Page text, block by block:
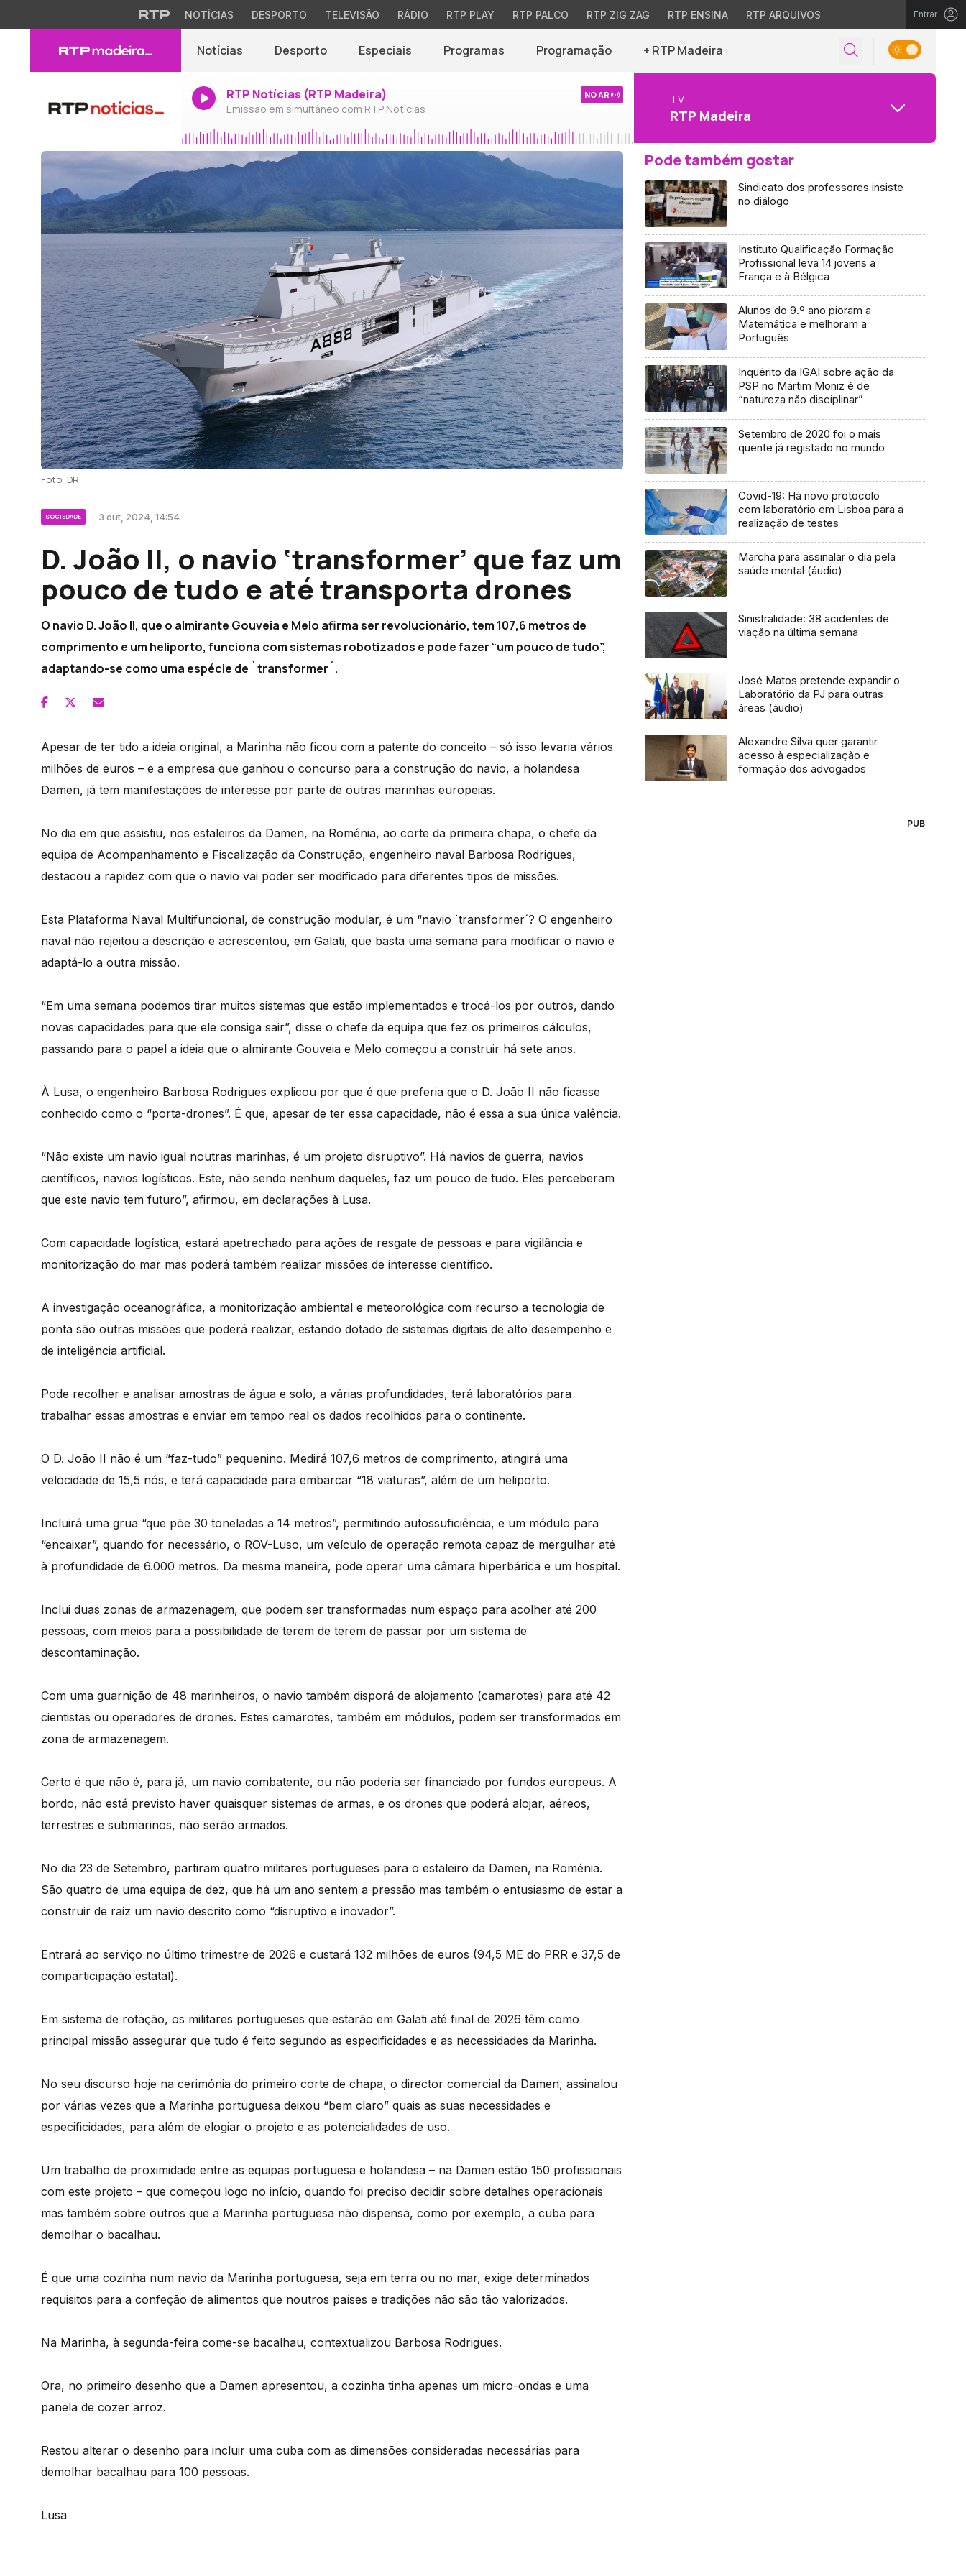
NOTÍCIAS DESPORTO TELEVISÃO RÁDIO RTP PLAY RTP PALCO RTP ZIG ZAG RTP ENSINA RTP ARQUIVOS Entrar
Notícias Desporto Especiais Programas Programação + RTP Madeira
RTP Notícias (RTP Madeira)
Emissão em simultâneo com RTP Notícias
NO AR TV
RTP Madeira
Foto: DR
SOCIEDADE 3 out, 2024, 14:54
D. João II, o navio ‘transformer’ que faz um
pouco de tudo e até transporta drones
O navio D. João II, que o almirante Gouveia e Melo afirma ser revolucionário, tem 107,6 metros de
comprimento e um heliporto, funciona com sistemas robotizados e pode fazer “um pouco de tudo”,
adaptando-se como uma espécie de `transformer´.
Apesar de ter tido a ideia original, a Marinha não ficou com a patente do conceito – só isso levaria vários
milhões de euros – e a empresa que ganhou o concurso para a construção do navio, a holandesa
Damen, já tem manifestações de interesse por parte de outras marinhas europeias.
No dia em que assistiu, nos estaleiros da Damen, na Roménia, ao corte da primeira chapa, o chefe da
equipa de Acompanhamento e Fiscalização da Construção, engenheiro naval Barbosa Rodrigues,
destacou a rapidez com que o navio vai poder ser modificado para diferentes tipos de missões.
Esta Plataforma Naval Multifuncional, de construção modular, é um “navio `transformer´? O engenheiro
naval não rejeitou a descrição e acrescentou, em Galati, que basta uma semana para modificar o navio e
adaptá-lo a outra missão.
“Em uma semana podemos tirar muitos sistemas que estão implementados e trocá-los por outros, dando
novas capacidades para que ele consiga sair”, disse o chefe da equipa que fez os primeiros cálculos,
passando para o papel a ideia que o almirante Gouveia e Melo começou a construir há sete anos.
À Lusa, o engenheiro Barbosa Rodrigues explicou por que é que preferia que o D. João II não ficasse
conhecido como o “porta-drones”. É que, apesar de ter essa capacidade, não é essa a sua única valência.
“Não existe um navio igual noutras marinhas, é um projeto disruptivo”. Há navios de guerra, navios
científicos, navios logísticos. Este, não sendo nenhum daqueles, faz um pouco de tudo. Eles perceberam
que este navio tem futuro”, afirmou, em declarações à Lusa.
Com capacidade logística, estará apetrechado para ações de resgate de pessoas e para vigilância e
monitorização do mar mas poderá também realizar missões de interesse científico.
A investigação oceanográfica, a monitorização ambiental e meteorológica com recurso a tecnologia de
ponta são outras missões que poderá realizar, estando dotado de sistemas digitais de alto desempenho e
de inteligência artificial.
Pode recolher e analisar amostras de água e solo, a várias profundidades, terá laboratórios para
trabalhar essas amostras e enviar em tempo real os dados recolhidos para o continente.
O D. João II não é um “faz-tudo” pequenino. Medirá 107,6 metros de comprimento, atingirá uma
velocidade de 15,5 nós, e terá capacidade para embarcar “18 viaturas”, além de um heliporto.
Incluirá uma grua “que põe 30 toneladas a 14 metros”, permitindo autossuficiência, e um módulo para
“encaixar”, quando for necessário, o ROV-Luso, um veículo de operação remota capaz de mergulhar até
à profundidade de 6.000 metros. Da mesma maneira, pode operar uma câmara hiperbárica e um hospital.
Inclui duas zonas de armazenagem, que podem ser transformadas num espaço para acolher até 200
pessoas, com meios para a possibilidade de terem de terem de passar por um sistema de
descontaminação.
Com uma guarnição de 48 marinheiros, o navio também disporá de alojamento (camarotes) para até 42
cientistas ou operadores de drones. Estes camarotes, também em módulos, podem ser transformados em
zona de armazenagem.
Certo é que não é, para já, um navio combatente, ou não poderia ser financiado por fundos europeus. A
bordo, não está previsto haver quaisquer sistemas de armas, e os drones que poderá alojar, aéreos,
terrestres e submarinos, não serão armados.
No dia 23 de Setembro, partiram quatro militares portugueses para o estaleiro da Damen, na Roménia.
São quatro de uma equipa de dez, que há um ano sentem a pressão mas também o entusiasmo de estar a
construir de raiz um navio descrito como “disruptivo e inovador”.
Entrará ao serviço no último trimestre de 2026 e custará 132 milhões de euros (94,5 ME do PRR e 37,5 de
comparticipação estatal).
Em sistema de rotação, os militares portugueses que estarão em Galati até final de 2026 têm como
principal missão assegurar que tudo é feito segundo as especificidades e as necessidades da Marinha.
No seu discurso hoje na cerimónia do primeiro corte de chapa, o director comercial da Damen, assinalou
por várias vezes que a Marinha portuguesa deixou “bem claro” quais as suas necessidades e
especificidades, para além de elogiar o projeto e as potencialidades de uso.
Um trabalho de proximidade entre as equipas portuguesa e holandesa – na Damen estão 150 profissionais
com este projeto – que começou logo no início, quando foi preciso decidir sobre detalhes operacionais
mas também sobre outros que a Marinha portuguesa não dispensa, como por exemplo, a cuba para
demolhar o bacalhau.
É que uma cozinha num navio da Marinha portuguesa, seja em terra ou no mar, exige determinados
requisitos para a confeção de alimentos que noutros países e tradições não são tão valorizados.
Na Marinha, à segunda-feira come-se bacalhau, contextualizou Barbosa Rodrigues.
Ora, no primeiro desenho que a Damen apresentou, a cozinha tinha apenas um micro-ondas e uma
panela de cozer arroz.
Restou alterar o desenho para incluir uma cuba com as dimensões consideradas necessárias para
demolhar bacalhau para 100 pessoas.
Lusa
Pode também gostar
Sindicato dos professores insiste
no diálogo
Instituto Qualificação Formação
Profissional leva 14 jovens a
França e à Bélgica
Alunos do 9.º ano pioram a
Matemática e melhoram a
Português
Inquérito da IGAI sobre ação da
PSP no Martim Moniz é de
“natureza não disciplinar”
Setembro de 2020 foi o mais
quente já registado no mundo
Covid-19: Há novo protocolo
com laboratório em Lisboa para a
realização de testes
Marcha para assinalar o dia pela
saúde mental (áudio)
Sinistralidade: 38 acidentes de
viação na última semana
José Matos pretende expandir o
Laboratório da PJ para outras
áreas (áudio)
Alexandre Silva quer garantir
acesso à especialização e
formação dos advogados
PUB